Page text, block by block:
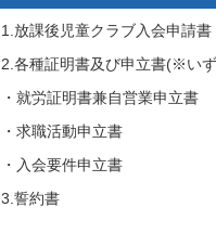
1.放課後児童クラブ入会申請書
2.各種証明書及び申立書(※い
・就労証明書兼自営業申立書
・求職活動申立書
・入会要件申立書
3.誓約書